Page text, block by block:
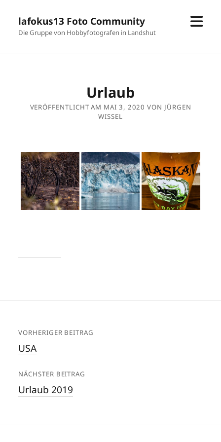
lafokus13 Foto Community
Die Gruppe von Hobbyfotografen in Landshut
Urlaub
VERÖFFENTLICHT AM MAI 3, 2020 VON JÜRGEN
WISSEL
VORHERIGER BEITRAG
USA
NÄCHSTER BEITRAG
Urlaub 2019